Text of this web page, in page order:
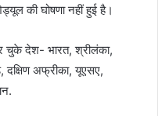
की घोषणा नहीं हुई है।
चुके देश- भारत, श्रीलंका,
दक्षिण अफ्रीका, यूएसए,